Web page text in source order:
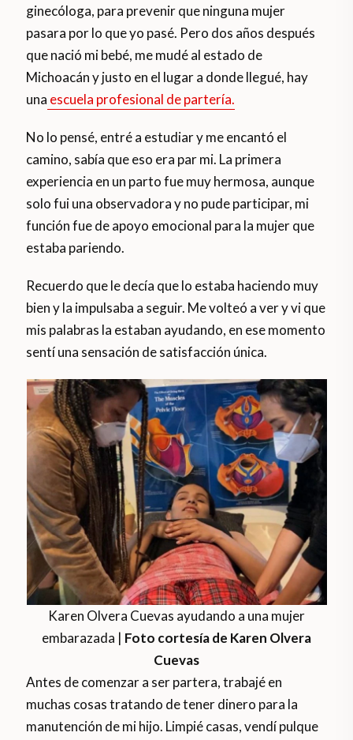
ginecóloga, para prevenir que ninguna mujer
pasara por lo que yo pasé. Pero dos años después
que nació mi bebé, me mudé al estado de
Michoacán y justo en el lugar a donde llegué, hay
una escuela profesional de partería.
No lo pensé, entré a estudiar y me encantó el
camino, sabía que eso era par mi. La primera
experiencia en un parto fue muy hermosa, aunque
solo fui una observadora y no pude participar, mi
función fue de apoyo emocional para la mujer que
estaba pariendo.
Recuerdo que le decía que lo estaba haciendo muy
bien y la impulsaba a seguir. Me volteó a ver y vi que
mis palabras la estaban ayudando, en ese momento
sentí una sensación de satisfacción única.
Karen Olvera Cuevas ayudando a una mujer
embarazada | Foto cortesía de Karen Olvera
Cuevas
Antes de comenzar a ser partera, trabajé en
muchas cosas tratando de tener dinero para la
manutención de mi hijo. Limpié casas, vendí pulque